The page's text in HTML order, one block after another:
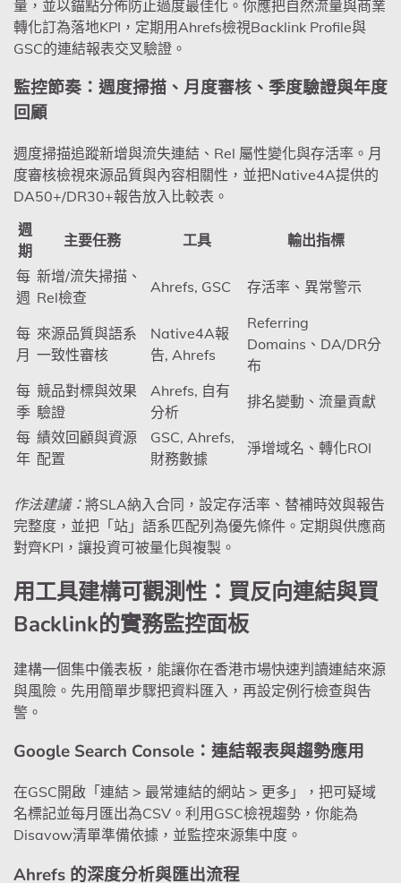
量，並以錨點分佈防止過度最佳化。你應把自然流量與商業
轉化訂為落地KPI，定期用Ahrefs檢視Backlink Profile與
GSC的連結報表交叉驗證。
監控節奏：週度掃描、月度審核、季度驗證與年度
回顧
週度掃描追蹤新增與流失連結、Rel 屬性變化與存活率。月
度審核檢視來源品質與內容相關性，並把Native4A提供的
DA50+/DR30+報告放入比較表。
週
期
主要任務 工具
輸出指標
每
週
新增/流失掃描、
Rel檢查
Ahrefs, GSC 存活率、異常警示
每
月
來源品質與語系
一致性審核
Native4A報
告, Ahrefs
Referring
Domains、DA/DR分
布
每
季
競品對標與效果
驗證
Ahrefs, 自有
分析
排名變動、流量貢獻
每
年
績效回顧與資源
配置
GSC, Ahrefs,
財務數據
淨增域名、轉化ROI
作法建議： 將SLA納入合同，設定存活率、替補時效與報告
完整度，並把「站」語系匹配列為優先條件。定期與供應商
對齊KPI，讓投資可被量化與複製。
用工具建構可觀測性：買反向連結與買
Backlink的實務監控面板
建構一個集中儀表板，能讓你在香港市場快速判讀連結來源
與風險。先用簡單步驟把資料匯入，再設定例行檢查與告
警。
Google Search Console：連結報表與趨勢應用
在GSC開啟「連結 > 最常連結的網站 > 更多」，把可疑域
名標記並每月匯出為CSV。利用GSC檢視趨勢，你能為
Disavow清單準備依據，並監控來源集中度。
Ahrefs 的深度分析與匯出流程